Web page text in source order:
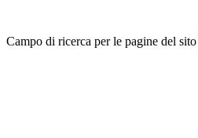
Campo di ricerca per le pagine del sito